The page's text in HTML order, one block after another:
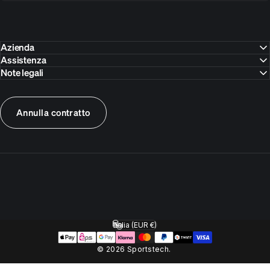
Azienda
Assistenza
Note legali
Annulla contratto
© 2026 Sportstech.
Paese/Area geografica
Italia (EUR €)